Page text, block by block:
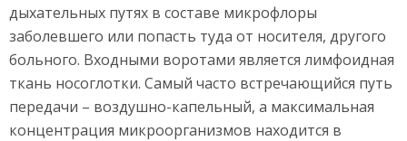
дыхательных путях в составе микрофлоры
заболевшего или попасть туда от носителя, другого
больного. Входными воротами является лимфоидная
ткань носоглотки. Самый часто встречающийся путь
передачи – воздушно-капельный, а максимальная
концентрация микроорганизмов находится в